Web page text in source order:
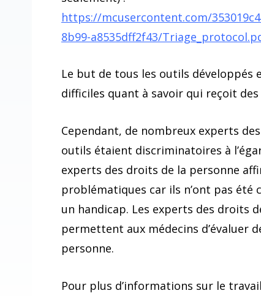
https://mcusercontent.com/
8b99-a8535dff2f43/
Le but de tous les outils développés
difficiles quant à savoir qui reçoit
Cependant, de nombreux experts
outils étaient discriminatoires à
experts des droits de la personne
problématiques car ils n’ont pas été
un handicap. Les experts des droits
permettent aux médecins d’évaluer
personne.
Pour plus d’informations sur le